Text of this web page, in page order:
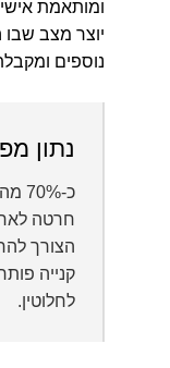
נוספים
נתון
כ-
חרטה
הצורך
קנייה
לחלוטין.